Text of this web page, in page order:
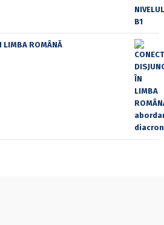
LIMBA ROMÂNĂ